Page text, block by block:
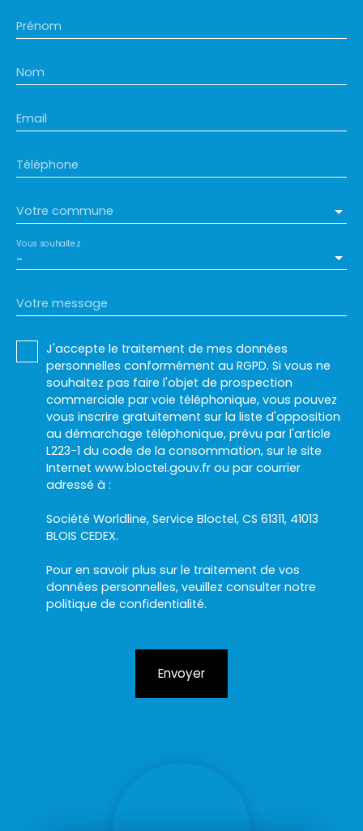
Prénom
Nom
Email
Téléphone
Votre commune
-
Vous souhaitez
Votre message
J'accepte le traitement de mes données
personnelles conformément au RGPD. Si vous ne
souhaitez pas faire l'objet de prospection
commerciale par voie téléphonique, vous pouvez
vous inscrire gratuitement sur la liste d'opposition
au démarchage téléphonique, prévu par l'article
L223-1 du code de la consommation, sur le site
Internet www.bloctel.gouv.fr ou par courrier
adressé à :
Société Worldline, Service Bloctel, CS 61311, 41013
BLOIS CEDEX.
Pour en savoir plus sur le traitement de vos
données personnelles, veuillez consulter notre
politique de confidentialité.
Envoyer